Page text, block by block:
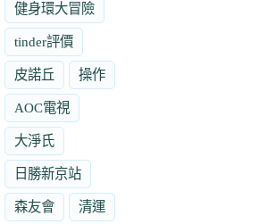
健身環大冒險
tinder評價
皮諾丘 操作
AOC電視
大淨氏
日勝新京站
森友會 清運